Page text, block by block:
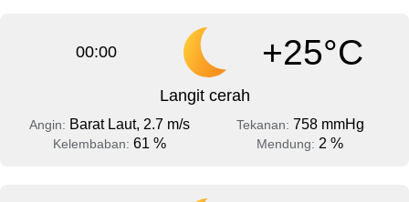
00:00 +25°C
Langit cerah
Angin: Barat Laut, 2.7 m/s Tekanan: 758 mmHg
Kelembaban: 61 % Mendung: 2 %